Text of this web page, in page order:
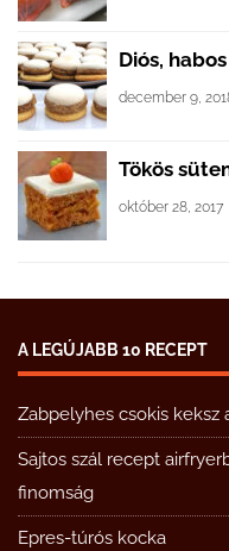
Diós,
december 9,
Tökös
október 28, 2017
A LEGÚJABB 10 RECEPT
Zabpelyhes csokis keksz
Sajtos szál recept
finomság
Epres-túrós kocka